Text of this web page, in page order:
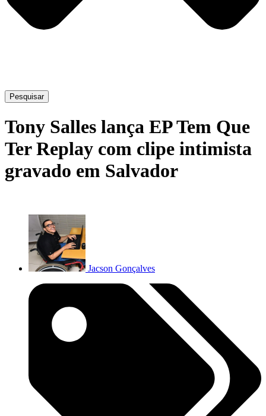
Pesquisar
Tony Salles lança EP Tem Que
Ter Replay com clipe intimista
gravado em Salvador
Jacson Gonçalves